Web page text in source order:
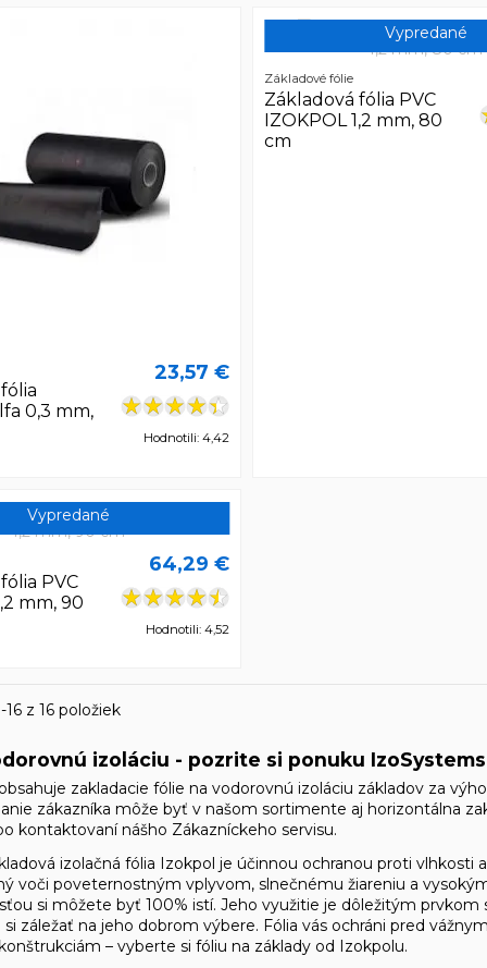
0,3 mm,
23,57 €
Hodnotili: 4,42
Vypredané
Základové fólie
Základová fólia PVC
IZOKPOL 1,2 mm, 80
cm
Vypredané
PVC
mm, 90
64,29 €
Hodnotili: 4,52
z 16 položiek
izoláciu - pozrite si ponuku
zakladacie fólie na vodorovnú izoláciu základov za
zákazníka môže byť v našom sortimente aj horizontálna
kontaktovaní nášho Zákazníckeho servisu.
izolačná fólia Izokpol je účinnou ochranou proti
voči poveternostným vplyvom, slnečnému žiareniu a
si môžete byť 100% istí. Jeho využitie je dôležitým
záležať na jeho dobrom výbere. Fólia vás ochráni pred
– vyberte si fóliu na základy od Izokpolu.